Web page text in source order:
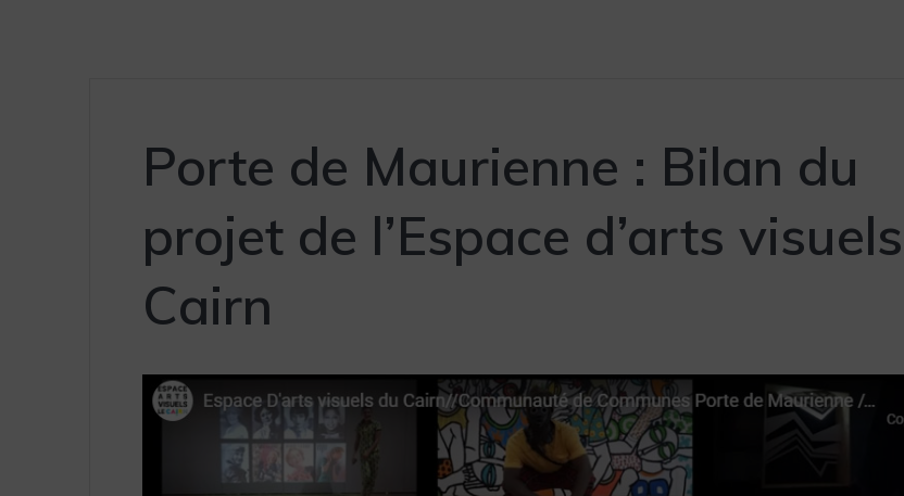
Porte de Maurienne : Bilan du
projet de l’Espace d’arts
Cairn